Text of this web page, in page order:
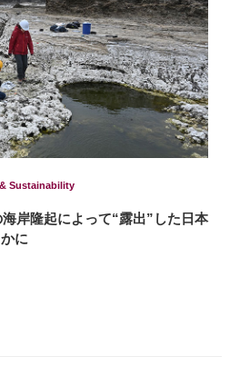
Sustainability
岸隆起によって“露出”した日本
に